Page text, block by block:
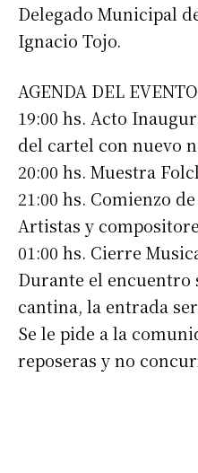
Delegado Municipal
Ignacio Tojo.
AGENDA DEL EVENTO
19:00 hs. Acto
del cartel con nuevo
20:00 hs. Muestra
21:00 hs. Comienzo
Artistas y
01:00 hs. Cierre
Durante el encuentro
cantina, la entrada
Se le pide a la
reposeras y no